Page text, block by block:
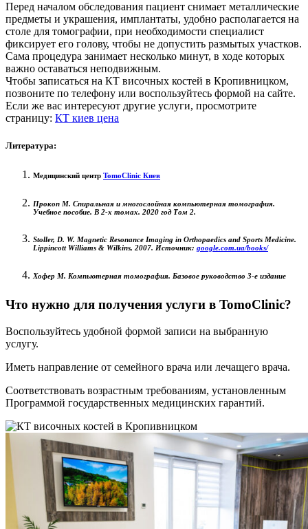
Перед началом обследования пациент снимает металлические
предметы и украшения, имплантаты, удобно располагается на
столе для томографии, при необходимости специалист
фиксирует его голову, чтобы не допустить размытых участков.
Сама процедура занимает несколько минут, в ходе которых
важно оставаться неподвижным.
Чтобы записаться на КТ височных костей в Кропивницком,
позвоните по телефону или воспользуйтесь формой на сайте.
Если же вас интересуют другие услуги, просмотрите
страницу: КТ киев цена
Литература:
Медицинский центр TomoClinic Киев
Прокоп М. Спиральная и многослойная компьютерная томография.
Учебное пособие. В 2-х томах. 2020 год Том 2.
Stoller, D. W. Magnetic Resonance Imaging in Orthopaedics and Sports Medicine.
Lippincott Williams & Wilkins, 2007. Источник: google.com.ua/books/
Хофер М. Компьютерная томография. Базовое руководство 3-е издание
Что нужно для получения услуги в TomoClinic?
Воспользуйтесь удобной формой записи на выбранную
услугу.
Иметь направление от семейного врача или лечащего врача.
Соответствовать возрастным требованиям, установленным
Программой государственных медицинских гарантий.